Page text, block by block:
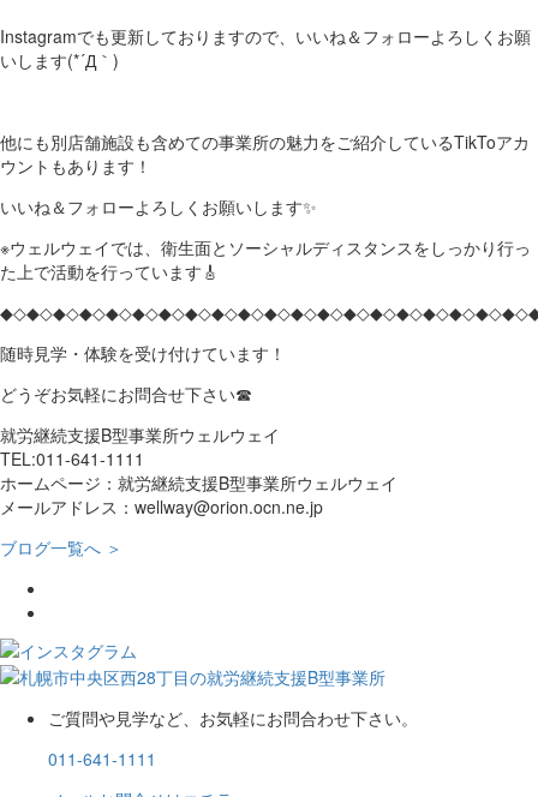
Instagramでも更新しておりますので、いいね＆フォローよろしくお願
いします(*´Д｀)
他にも別店舗施設も含めての事業所の魅力をご紹介しているTikToアカ
ウントもあります！
いいね＆フォローよろしくお願いします✨
※ウェルウェイでは、衛生面とソーシャルディスタンスをしっかり行っ
た上で活動を行っています🎸
随時見学・体験を受け付けています！
どうぞお気軽にお問合せ下さい☎
就労継続支援B型事業所ウェルウェイ
TEL:011-641-1111
ホームページ：就労継続支援B型事業所ウェルウェイ
メールアドレス：wellway@orion.ocn.ne.jp
ブログ一覧へ ＞
ご質問や見学など、お気軽にお問合わせ下さい。
011-641-1111